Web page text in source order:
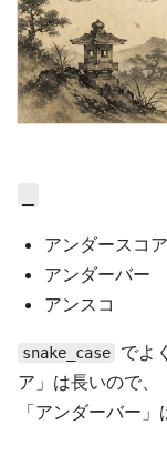
アンダースコア
アンダーバー
アンスコ
snake_case
でよ
ア」は長いので、
「アンダーバー」